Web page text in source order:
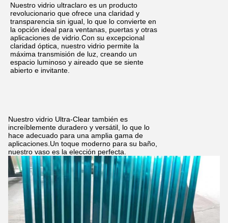
Nuestro vidrio ultraclaro es un producto
revolucionario que ofrece una claridad y
transparencia sin igual, lo que lo convierte en
la opción ideal para ventanas, puertas y otras
aplicaciones de vidrio.Con su excepcional
claridad óptica, nuestro vidrio permite la
máxima transmisión de luz, creando un
espacio luminoso y aireado que se siente
abierto e invitante.
Nuestro vidrio Ultra-Clear también es
increíblemente duradero y versátil, lo que lo
hace adecuado para una amplia gama de
aplicaciones.Un toque moderno para su baño,
nuestro vaso es la elección perfecta.